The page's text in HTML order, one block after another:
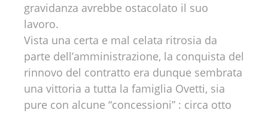
gravidanza avrebbe ostacolato il suo
lavoro.
Vista una certa e mal celata ritrosia da
parte dell’amministrazione, la conquista del
rinnovo del contratto era dunque sembrata
una vittoria a tutta la famiglia Ovetti, sia
pure con alcune “concessioni” : circa otto